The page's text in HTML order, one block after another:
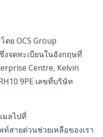
ดย OCS Group
จดทะเบียนในอังกฤษที่
Centre, Kelvin
9PE เลขที่บริษัท
มลไปที่
สายด่วนช่วยเหลือของเรา